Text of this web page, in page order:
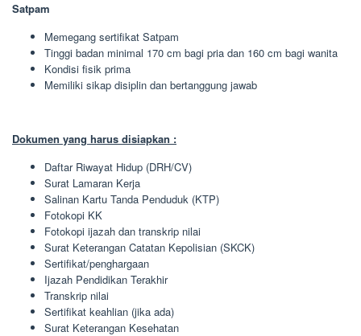
Satpam
Memegang sertifikat Satpam
Tinggi badan minimal 170 cm bagi pria dan 160 cm bagi wanita
Kondisi fisik prima
Memiliki sikap disiplin dan bertanggung jawab
Dokumen yang harus disiapkan :
Daftar Riwayat Hidup (DRH/CV)
Surat Lamaran Kerja
Salinan Kartu Tanda Penduduk (KTP)
Fotokopi KK
Fotokopi ijazah dan transkrip nilai
Surat Keterangan Catatan Kepolisian (SKCK)
Sertifikat/penghargaan
Ijazah Pendidikan Terakhir
Transkrip nilai
Sertifikat keahlian (jika ada)
Surat Keterangan Kesehatan